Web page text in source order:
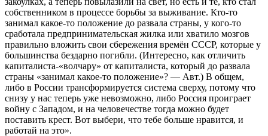
собственником в процессе борьбы за выживание. Кто-то
занимал какое-то положение до развала страны, у кого-то
сработала предпринимательская жилка или хватило мозгов
правильно вложить свои сбережения времён СССР, которые у
большинства бездарно погибли. (Интересно, как отличить
капиталиста-«волчару» от капиталиста, который до развала
страны «занимал какое-то положение»? — Авт.) В общем,
либо в России трансформируется система сверху, потому что
снизу у нас теперь уже невозможно, либо Россия проиграет
войну с Западом, и на человечестве тогда можно будет
поставить крест. Вот выбери, что тебе больше нравится, и
работай на это».